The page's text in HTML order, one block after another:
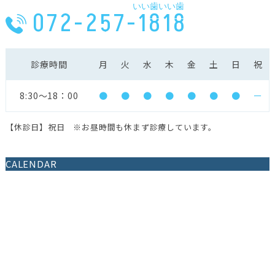
いい歯いい歯
072-257-1818
診療時間 月 火 水 木 金 土 日 祝
8:30〜18：00 ● ● ● ● ● ● ● ー
【休診日】祝日 ※お昼時間も休まず診療しています。
CALENDAR